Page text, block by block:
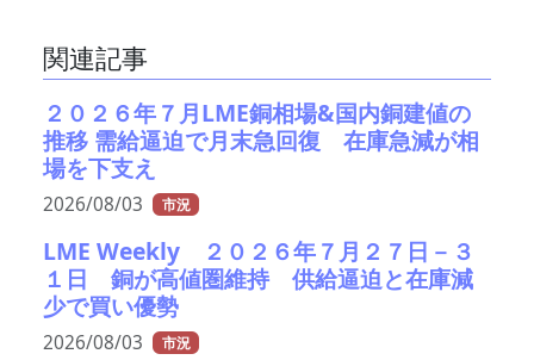
関連記事
２０２６年７月LME銅相場&国内銅建値の
推移 需給逼迫で月末急回復 在庫急減が相
場を下支え
2026/08/03 市況
LME Weekly ２０２６年７月２７日－３
１日 銅が高値圏維持 供給逼迫と在庫減
少で買い優勢
2026/08/03 市況